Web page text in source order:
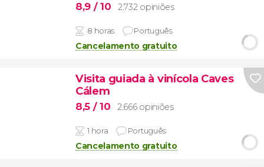
8,9 / 10 2.732 opiniões
8 horas Português
Cancelamento gratuito
Visita guiada à vinícola Caves
Cálem
8,5 / 10 2.666 opiniões
1 hora Português
Cancelamento gratuito